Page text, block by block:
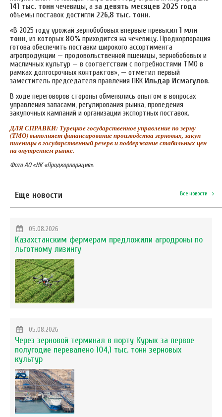
141 тыс. тонн чечевицы, а за девять месяцев 2025 года
объемы поставок достигли 226,8 тыс. тонн.
«В 2025 году урожай зернобобовых впервые превысил 1 млн
тонн, из которых 80% приходится на чечевицу. Продкорпорация
готова обеспечить поставки широкого ассортимента
агропродукции — продовольственной пшеницы, зернобобовых и
масличных культур — в соответствии с потребностями ТМО в
рамках долгосрочных контрактов», — отметил первый
заместитель председателя правления ПКК Ильдар Исмагулов.
В ходе переговоров стороны обменялись опытом в вопросах
управления запасами, регулирования рынка, проведения
закупочных кампаний и организации экспортных поставок.
ДЛЯ СПРАВКИ: Турецкое государственное управление по зерну
(ТМО) выполняет финансирование производства зерновых, закуп
пшеницы в государственный резерв и поддержание стабильных цен
на внутреннем рынке.
Фото АО «НК «Продкорпорация».
Еще новости Все новости
05.08.2026
Казахстанским фермерам предложили агродроны по
льготному лизингу
05.08.2026
Через зерновой терминал в порту Курык за первое
полугодие перевалено 104,1 тыс. тонн зерновых
культур